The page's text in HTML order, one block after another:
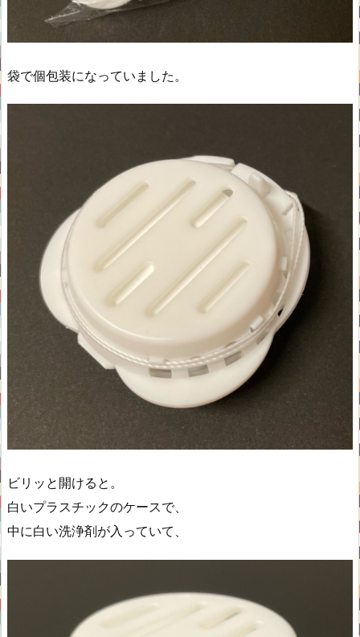
袋で個包装になっていました。
ビリッと開けると。
白いプラスチックのケースで、
中に白い洗浄剤が入っていて、